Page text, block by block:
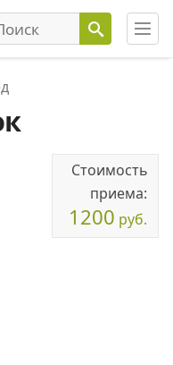
Стоимость
приема:
1200 руб.